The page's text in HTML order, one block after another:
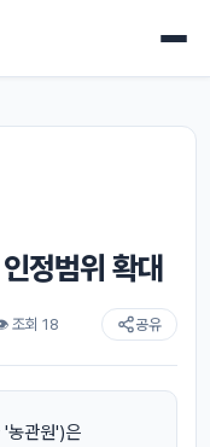
정범위 확대
조회 18 공유
'농관원')은